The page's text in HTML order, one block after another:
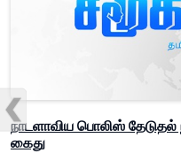
நாடளாவிய பொலிஸ்
கைது